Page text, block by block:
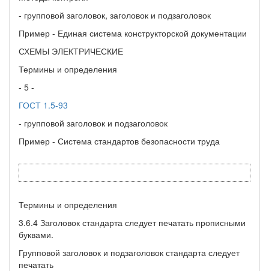
- групповой заголовок, заголовок и подзаголовок
Пример - Единая система конструкторской документации
СХЕМЫ ЭЛЕКТРИЧЕСКИЕ
Термины и определения
- 5 -
ГОСТ 1.5-93
- групповой заголовок и подзаголовок
Пример - Система стандартов безопасности труда
Термины и определения
3.6.4 Заголовок стандарта следует печатать прописными
буквами.
Групповой заголовок и подзаголовок стандарта следует
печатать